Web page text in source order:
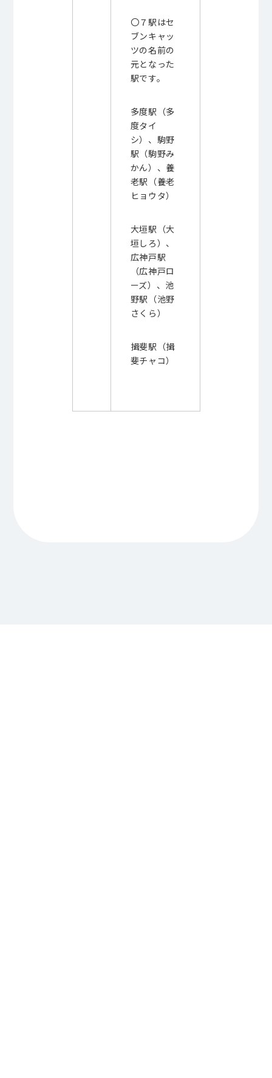
〇７駅はセ
ブンキャッ
ツの名前の
元となった
駅です。
多度駅（多
度タイ
シ）、駒野
駅（駒野み
かん）、養
老駅（養老
ヒョウタ）
大垣駅（大
垣しろ）、
広神戸駅
（広神戸ロ
ーズ）、池
野駅（池野
さくら）
揖斐駅（揖
斐チャコ）